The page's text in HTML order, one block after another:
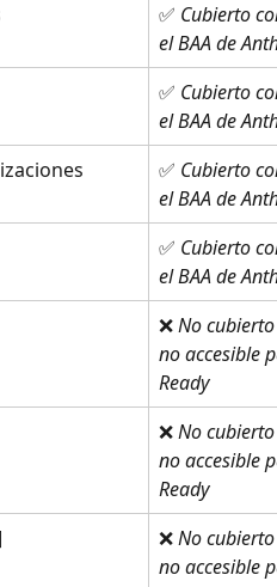
✅ Cubierto
el BAA de
✅ Cubierto
el BAA de
✅ Cubierto
el BAA de
✅ Cubierto
el BAA de
❌ No
no accesible
Ready
❌ No
no accesible
Ready
❌ No
no accesible